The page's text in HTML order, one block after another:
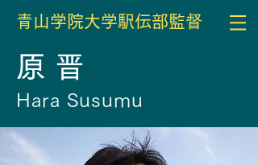
​公式講演会依頼受付サイト
青山学院大学駅伝部監督
​原 晋
Hara Susumu